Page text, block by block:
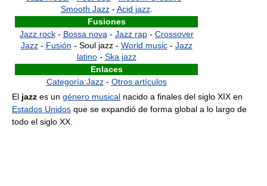
Smooth Jazz- Acid jazz.
Fusiones
Jazz rock- Bossa nova - Jazz rap- Crossover
Jazz- Fusión - Soul jazz - World music- Jazz
latino- Ska jazz
Enlaces
Categoría:Jazz- Otros artículos
El jazz es un género musical nacido a finales del siglo XIX en
Estados Unidos que se expandió de forma global a lo largo de
todo el siglo XX.